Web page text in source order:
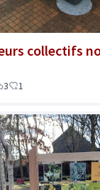
collectifs
3 1